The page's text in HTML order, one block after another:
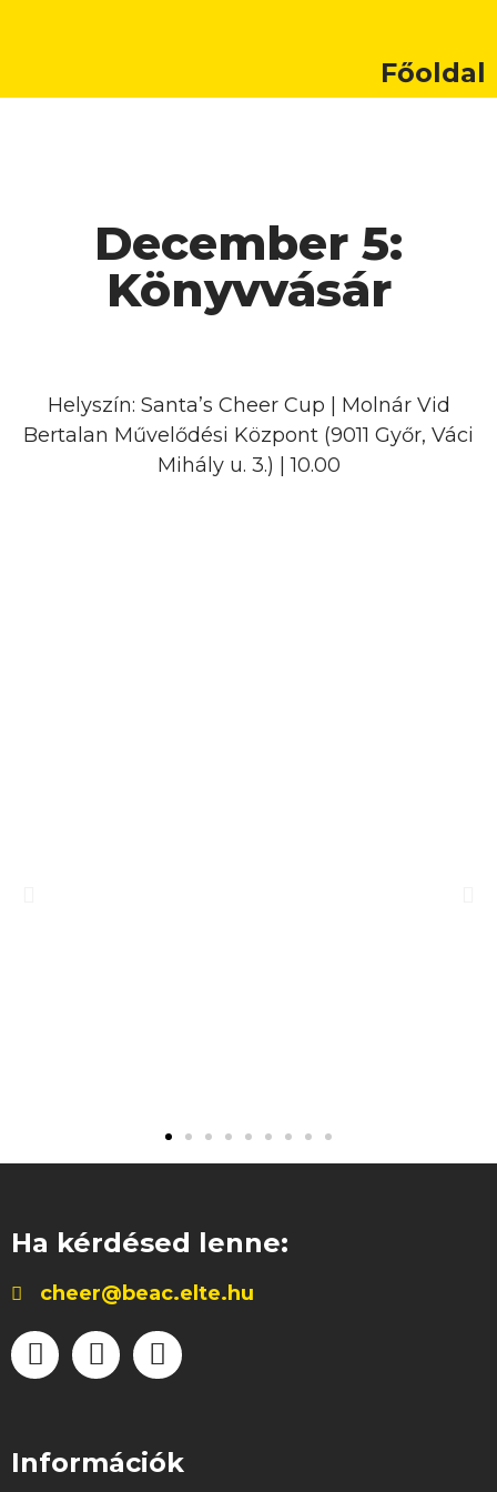
Főoldal
December 5:
Könyvvásár
Helyszín: Santa’s Cheer Cup | Molnár Vid
Bertalan Művelődési Központ (9011 Győr, Váci
Mihály u. 3.) | 10.00
Ha kérdésed lenne:
cheer@beac.elte.hu
Információk